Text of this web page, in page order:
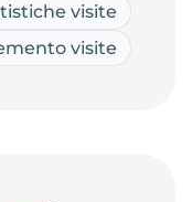
visite
visite